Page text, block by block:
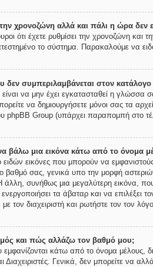
χρονοζώνη αλλά και πάλι η ώρα δεν
ότι έχετε ρυθμίσει την χρονοζώνη
το σύστημα. Παρακαλούμε να
συμπεριλαμβάνεται στον
να μην έχει εγκατασταθεί η γλώσσα
να δημιουργήσετε μόνοι σας τα
phpBB Group (υπάρχει παραπομπή στο
βάλω μια εικόνα κάτω από το όνομα
εικόνες που μπορούν να
βαθμό σας, γενικά υπο την μορφή
συνήθως μια μεγαλύτερη εικόνα,
ενεργοποιήσει τα άβαταρ και να επιλέξει
τον διαχειριστή και ρωτήστε τον τον
και πώς αλλάζω τον βαθμό μου;
εμφανίζονται κάτω από το όνομα μέλους,
Διαχειριστές. Γενικά, δεν μπορείτε να